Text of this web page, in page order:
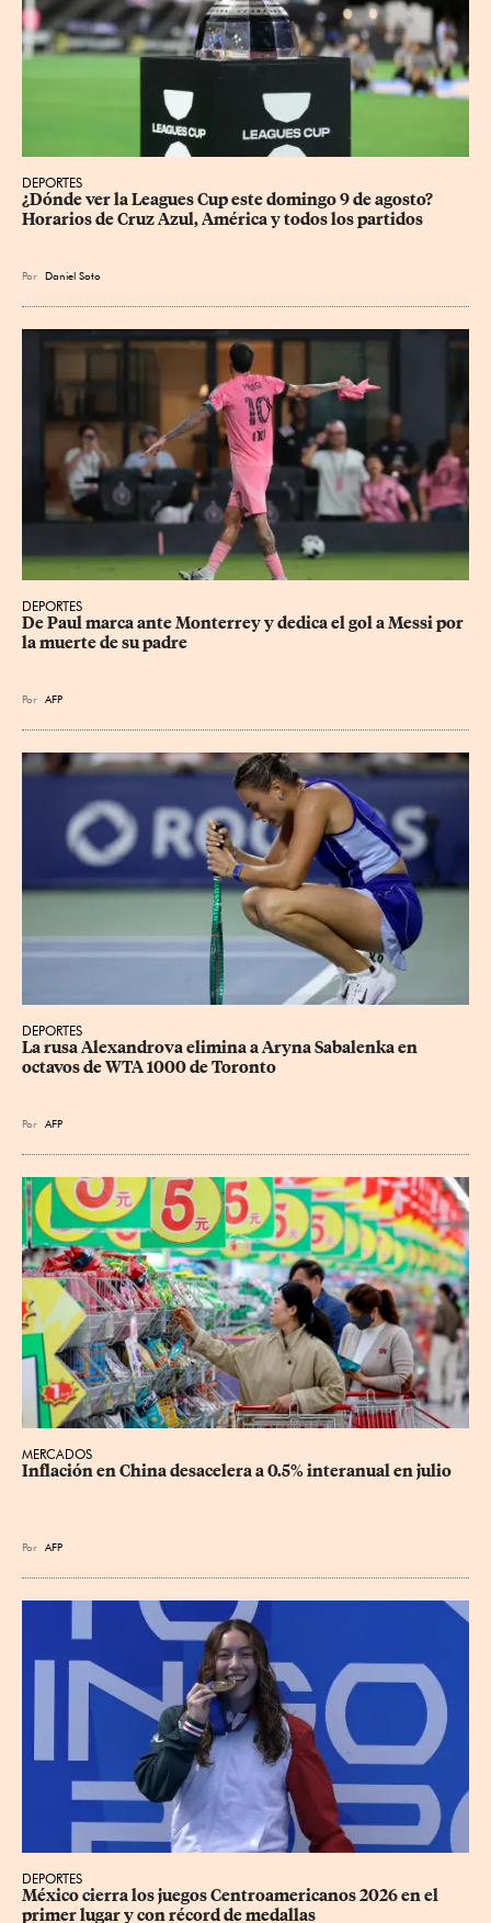
DEPORTES
¿Dónde ver la Leagues Cup este domingo 9 de agosto?
Horarios de Cruz Azul, América y todos los partidos
Por Daniel Soto
DEPORTES
De Paul marca ante Monterrey y dedica el gol a Messi por
la muerte de su padre
Por AFP
DEPORTES
La rusa Alexandrova elimina a Aryna Sabalenka en
octavos de WTA 1000 de Toronto
Por AFP
MERCADOS
Inflación en China desacelera a 0.5% interanual en julio
Por AFP
DEPORTES
México cierra los juegos Centroamericanos 2026 en el
primer lugar y con récord de medallas